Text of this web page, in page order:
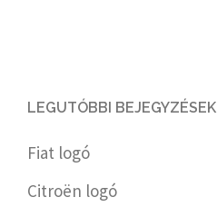
LEGUTÓBBI BEJEGYZÉSEK
Fiat logó
Citroën logó